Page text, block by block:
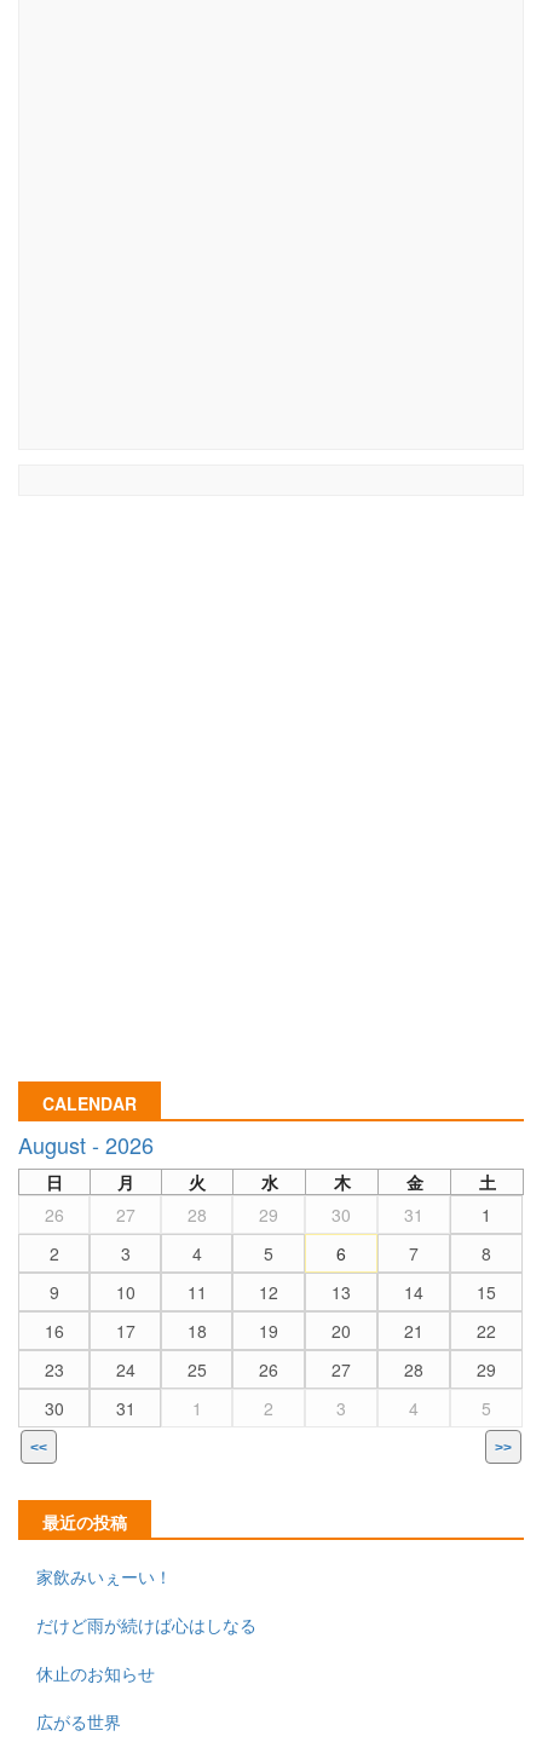
CALENDAR
August - 2026
日 月 火 水 木 金
土
26
27 28 29 30 31
1
2
3 4 5 6 7
8
9
10 11 12 13 14
15
16
17 18 19 20 21
22
23
24 25 26 27 28
29
30
31 1 2 3 4 5
<< >>
最近の投稿
家飲みいぇーい！
だけど雨が続けば心はしなる
休止のお知らせ
広がる世界